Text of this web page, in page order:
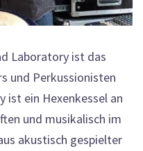
Laboratory ist das
und Perkussionisten
ist ein Hexenkessel an
und musikalisch im
akustisch gespielter